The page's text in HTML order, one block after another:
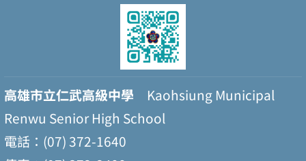
高雄市立仁武高級中學 Kaohsiung Municipal
Renwu Senior High School
電話：(07) 372-1640